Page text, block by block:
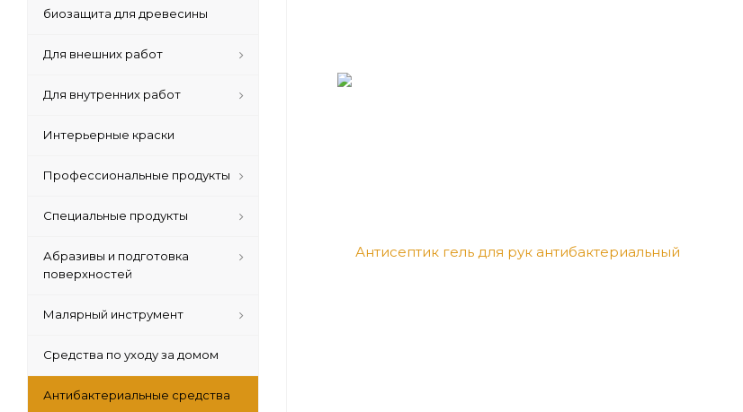
биозащита для древесины
Для внешних работ
Для внутренних работ
Интерьерные краски
Профессиональные продукты
Специальные продукты
Абразивы и подготовка
поверхностей
Малярный инструмент
Средства по уходу за домом
Антибактериальные средства